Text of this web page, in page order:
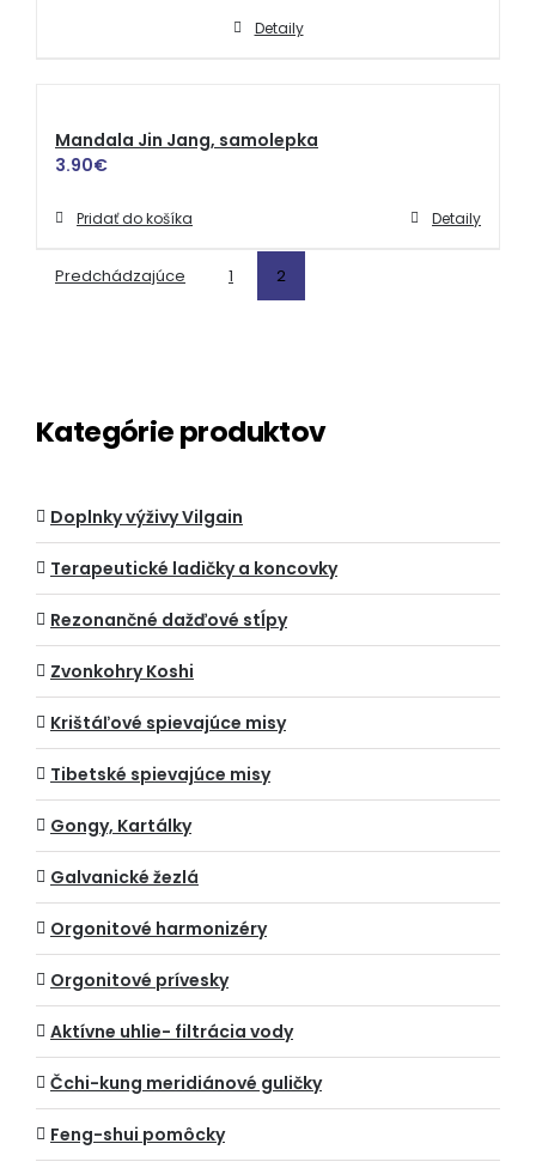
Detaily
Mandala Jin Jang, samolepka
3.90€
Pridať do košíka Detaily
Predchádzajúce 1 2
Kategórie produktov
Doplnky výživy Vilgain
Terapeutické ladičky a koncovky
Rezonančné dažďové stĺpy
Zvonkohry Koshi
Krištáľové spievajúce misy
Tibetské spievajúce misy
Gongy, Kartálky
Galvanické žezlá
Orgonitové harmonizéry
Orgonitové prívesky
Aktívne uhlie- filtrácia vody
Čchi-kung meridiánové guličky
Feng-shui pomôcky